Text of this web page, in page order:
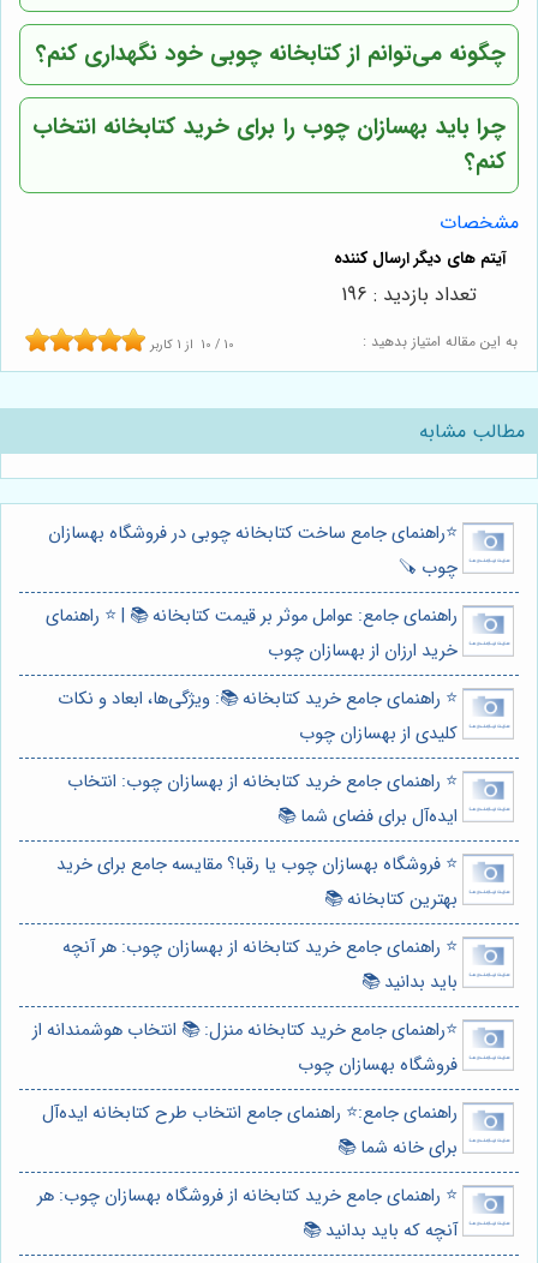
چگونه می‌توانم از کتابخانه چوبی خود نگهداری کنم؟
چرا باید بهسازان چوب را برای خرید کتابخانه انتخاب
کنم؟
مشخصات
به این مقاله امتیاز بدهید : 10 / 10 از 1 کاربر
تعداد بازدید : 196
مطالب مشابه
⭐️راهنمای جامع ساخت کتابخانه چوبی در فروشگاه بهسازان
چوب 🪚
راهنمای جامع: عوامل موثر بر قیمت کتابخانه 📚 | ⭐️ راهنمای
خرید ارزان از بهسازان چوب
⭐️ راهنمای جامع خرید کتابخانه 📚: ویژگی‌ها، ابعاد و نکات
کلیدی از بهسازان چوب
⭐️ راهنمای جامع خرید کتابخانه از بهسازان چوب: انتخاب
ایده‌آل برای فضای شما 📚
⭐️ فروشگاه بهسازان چوب یا رقبا؟ مقایسه جامع برای خرید
بهترین کتابخانه 📚
⭐️ راهنمای جامع خرید کتابخانه از بهسازان چوب: هر آنچه
باید بدانید 📚
⭐️راهنمای جامع خرید کتابخانه منزل: 📚 انتخاب هوشمندانه از
فروشگاه بهسازان چوب
راهنمای جامع:⭐️ راهنمای جامع انتخاب طرح کتابخانه ایده‌آل
برای خانه شما 📚
⭐️ راهنمای جامع خرید کتابخانه از فروشگاه بهسازان چوب: هر
آنچه که باید بدانید 📚